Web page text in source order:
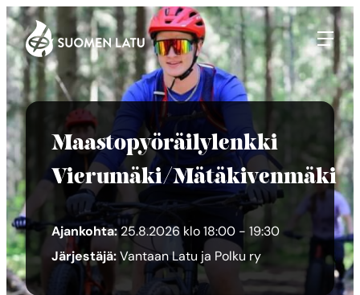
Siirry
suoraan
sisältöön
Suomen Latu
Maastopyöräilylenkki
Vierumäki/Mätäkivenmäki
Ajankohta:25.8.2026 klo 18:00 - 19:30
Järjestäjä:Vantaan Latu ja Polku ry